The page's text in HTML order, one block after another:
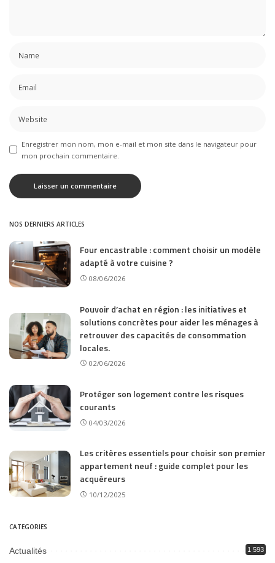
Enregistrer mon nom, mon e-mail et mon site dans le navigateur pour
mon prochain commentaire.
NOS DERNIERS ARTICLES
Four encastrable : comment choisir un modèle
adapté à votre cuisine ?
08/06/2026
Pouvoir d’achat en région : les initiatives et
solutions concrètes pour aider les ménages à
retrouver des capacités de consommation
locales.
02/06/2026
Protéger son logement contre les risques
courants
04/03/2026
Les critères essentiels pour choisir son premier
appartement neuf : guide complet pour les
acquéreurs
10/12/2025
CATEGORIES
Actualités 1 593